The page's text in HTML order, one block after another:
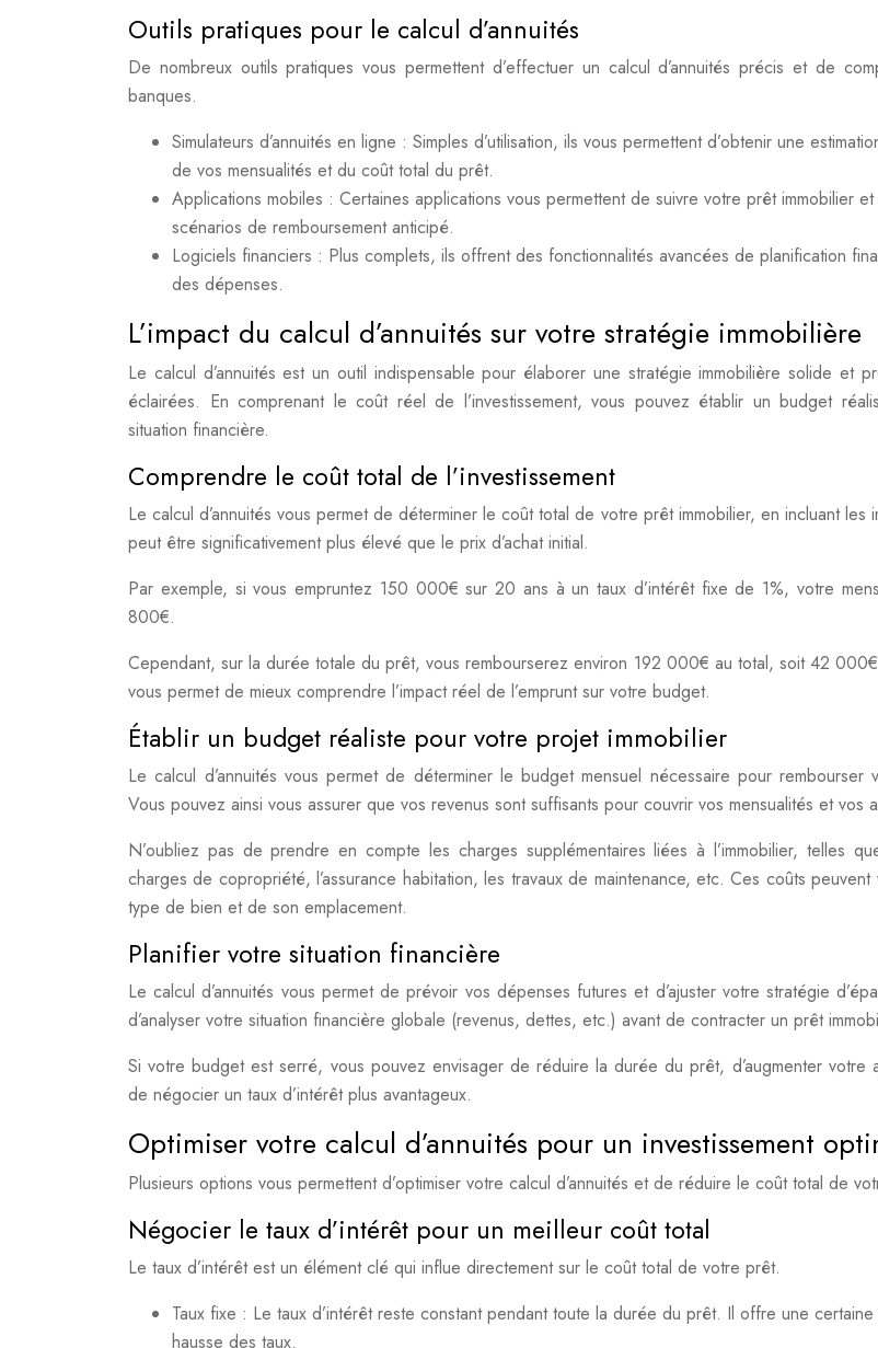
Outils pratiques pour le calcul d’annuités
De nombreux outils pratiques vous permettent d’effectuer un calcul d’annuités précis et de
banques.
Simulateurs d’annuités en ligne : Simples d’utilisation, ils vous permettent d’obtenir une
de vos mensualités et du coût total du prêt.
Applications mobiles : Certaines applications vous permettent de suivre votre prêt immobilier
scénarios de remboursement anticipé.
Logiciels financiers : Plus complets, ils offrent des fonctionnalités avancées de planification
des dépenses.
L’impact du calcul d’annuités sur votre stratégie immobilière
Le calcul d’annuités est un outil indispensable pour élaborer une stratégie immobilière solide et
éclairées. En comprenant le coût réel de l’investissement, vous pouvez établir un budget
situation financière.
Comprendre le coût total de l’investissement
Le calcul d’annuités vous permet de déterminer le coût total de votre prêt immobilier, en incluant les
peut être significativement plus élevé que le prix d’achat initial.
Par exemple, si vous empruntez 150 000€ sur 20 ans à un taux d’intérêt fixe de 1%, votre
800€.
Cependant, sur la durée totale du prêt, vous rembourserez environ 192 000€ au total, soit 42
vous permet de mieux comprendre l’impact réel de l’emprunt sur votre budget.
Établir un budget réaliste pour votre projet immobilier
Le calcul d’annuités vous permet de déterminer le budget mensuel nécessaire pour rembourser
Vous pouvez ainsi vous assurer que vos revenus sont suffisants pour couvrir vos mensualités et vos
N’oubliez pas de prendre en compte les charges supplémentaires liées à l’immobilier, telles
charges de copropriété, l’assurance habitation, les travaux de maintenance, etc. Ces coûts
type de bien et de son emplacement.
Planifier votre situation financière
Le calcul d’annuités vous permet de prévoir vos dépenses futures et d’ajuster votre stratégie
d’analyser votre situation financière globale (revenus, dettes, etc.) avant de contracter un prêt
Si votre budget est serré, vous pouvez envisager de réduire la durée du prêt, d’augmenter votre
de négocier un taux d’intérêt plus avantageux.
Optimiser votre calcul d’annuités pour un investissement
Plusieurs options vous permettent d’optimiser votre calcul d’annuités et de réduire le coût total de
Négocier le taux d’intérêt pour un meilleur coût total
Le taux d’intérêt est un élément clé qui influe directement sur le coût total de votre prêt.
Taux fixe : Le taux d’intérêt reste constant pendant toute la durée du prêt. Il offre une
hausse des taux.